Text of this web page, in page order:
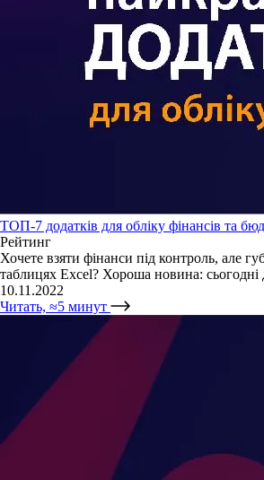
ТОП-7 додатків для обліку фінансів та
Рейтинг
Хочете взяти фінанси під контроль, але
таблицях Excel? Хороша новина:
10.11.2022
Читать, ≈5 минут